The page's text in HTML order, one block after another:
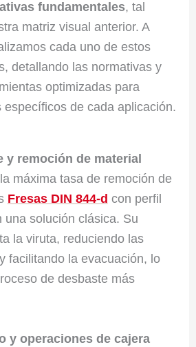
fundamentales, tal
matriz visual anterior. A
cada uno de estos
detallando las normativas y
optimizadas para
específicos de cada aplicación.
y remoción de material
máxima tasa de remoción de
Fresas DIN 844-d con perfil
una solución clásica. Su
la viruta, reduciendo las
facilitando la evacuación, lo
de desbaste más
y operaciones de cajera